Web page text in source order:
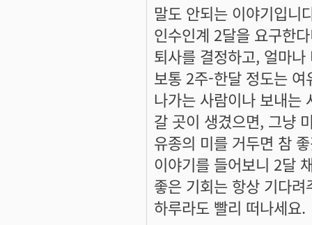
말도 안되는 이야기입니
인수인계 2달을 요구한
퇴사를 결정하고, 얼마
보통 2주-한달 정도는
나가는 사람이나 보내는
갈 곳이 생겼으면, 그냥
유종의 미를 거두면 참
이야기를 들어보니 2달
좋은 기회는 항상 기다
하루라도 빨리 떠나세요.